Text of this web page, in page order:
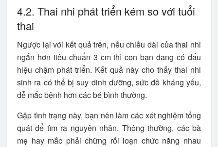
4.2. Thai nhi phát triển kém so với tuổi
thai
Ngược lại với kết quả trên, nếu chiều dài của thai nhi
ngắn hơn tiêu chuẩn 3 cm thì con bạn đang có dấu
hiệu chậm phát triển. Kết quả này cho thấy thai nhi
sinh ra có thể bị suy dinh dưỡng, sức đề kháng yếu,
dễ mắc bệnh hơn các bé bình thường.
Gặp tình trạng này, bạn nên làm các xét nghiệm tổng
quát để tìm ra nguyên nhân. Thông thường, các bà
mẹ hay mắc phải chững rối loạn chức năng nhau